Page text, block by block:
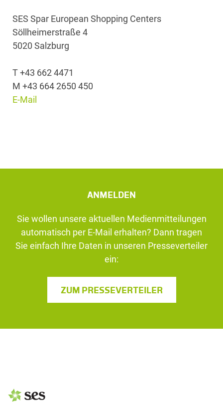
SES Spar European Shopping Centers
Söllheimerstraße 4
5020 Salzburg
T +43 662 4471
M +43 664 2650 450
E-Mail
ANMELDEN
Sie wollen unsere aktuellen Medienmitteilungen
automatisch per E-Mail erhalten? Dann tragen
Sie einfach Ihre Daten in unseren Presseverteiler
ein:
ZUM PRESSEVERTEILER